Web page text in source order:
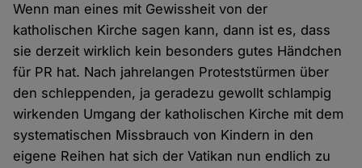
Wenn man eines mit Gewissheit von der
katholischen Kirche sagen kann, dann ist es, dass
sie derzeit wirklich kein besonders gutes Händchen
für PR hat. Nach jahrelangen Proteststürmen über
den schleppenden, ja geradezu gewollt schlampig
wirkenden Umgang der katholischen Kirche mit dem
systematischen Missbrauch von Kindern in den
eigene Reihen hat sich der Vatikan nun endlich zu